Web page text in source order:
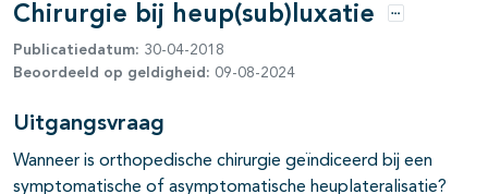
open- en dichtklappen
Chirurgie bij heup(sub)luxatie Opties
Publicatiedatum: 30-04-2018
Beoordeeld op geldigheid: 09-08-2024
Uitgangsvraag
Wanneer is orthopedische chirurgie geïndiceerd bij een
symptomatische of asymptomatische heuplateralisatie?